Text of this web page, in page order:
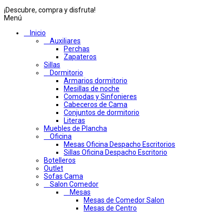
¡Descubre, compra y disfruta!
Menú
Inicio
Auxiliares
Perchas
Zapateros
Sillas
Dormitorio
Armarios dormitorio
Mesillas de noche
Comodas y Sinfonieres
Cabeceros de Cama
Conjuntos de dormitorio
Literas
Muebles de Plancha
Oficina
Mesas Oficina Despacho Escritorios
Sillas Oficina Despacho Escritorio
Botelleros
Outlet
Sofas Cama
Salon Comedor
Mesas
Mesas de Comedor Salon
Mesas de Centro